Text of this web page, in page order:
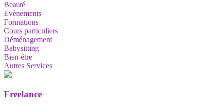
Beauté
Evènements
Formations
Cours particuliers
Déménagement
Babysitting
Bien-être
Autres Services
Freelance